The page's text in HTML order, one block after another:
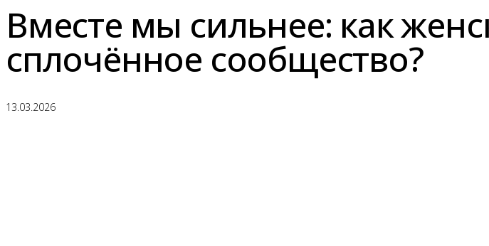
Вместе мы сильнее: как
сплочённое сообщество?
13.03.2026